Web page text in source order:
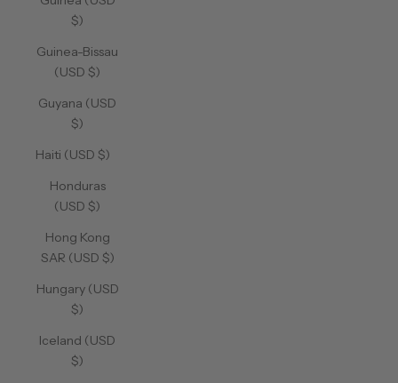
$)
Guinea-Bissau
(USD $)
Guyana (USD
$)
Haiti (USD $)
Honduras
(USD $)
Hong Kong
SAR (USD $)
Hungary (USD
$)
Iceland (USD
$)